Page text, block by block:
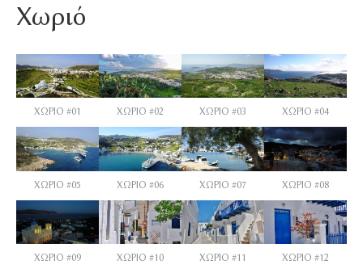
Χωριό
ΧΩΡΙΟ #01 ΧΩΡΙΟ #02 ΧΩΡΙΟ #03 ΧΩΡΙΟ #04
ΧΩΡΙΟ #05 ΧΩΡΙΟ #06 ΧΩΡΙΟ #07 ΧΩΡΙΟ #08
ΧΩΡΙΟ #09 ΧΩΡΙΟ #10 ΧΩΡΙΟ #11 ΧΩΡΙΟ #12